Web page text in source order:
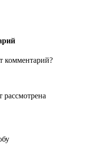
комментарий?
рассмотрена